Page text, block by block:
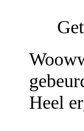
Heel